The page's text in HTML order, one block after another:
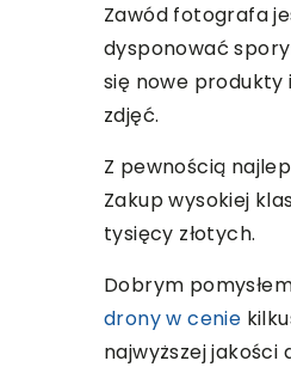
Zawód fotografa
dysponować
się nowe produkty
zdjęć.
Z pewnością
Zakup wysokiej
tysięcy złotych.
Dobrym
drony w cenie
najwyższej jakości